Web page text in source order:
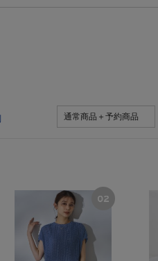
通常商品＋予約商品